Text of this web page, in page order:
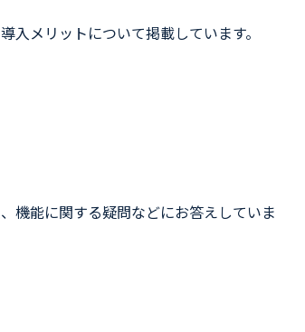
メリットについて掲載しています。
機能に関する疑問などにお答えしていま